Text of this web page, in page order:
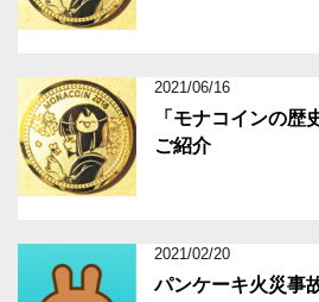
2021/06/16
「モナコインの歴
ご紹介
2021/02/20
パンケーキ火災事